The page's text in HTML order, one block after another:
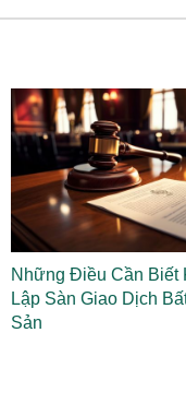
Những Điều Cần Biết
Lập Sàn Giao Dịch
Sản